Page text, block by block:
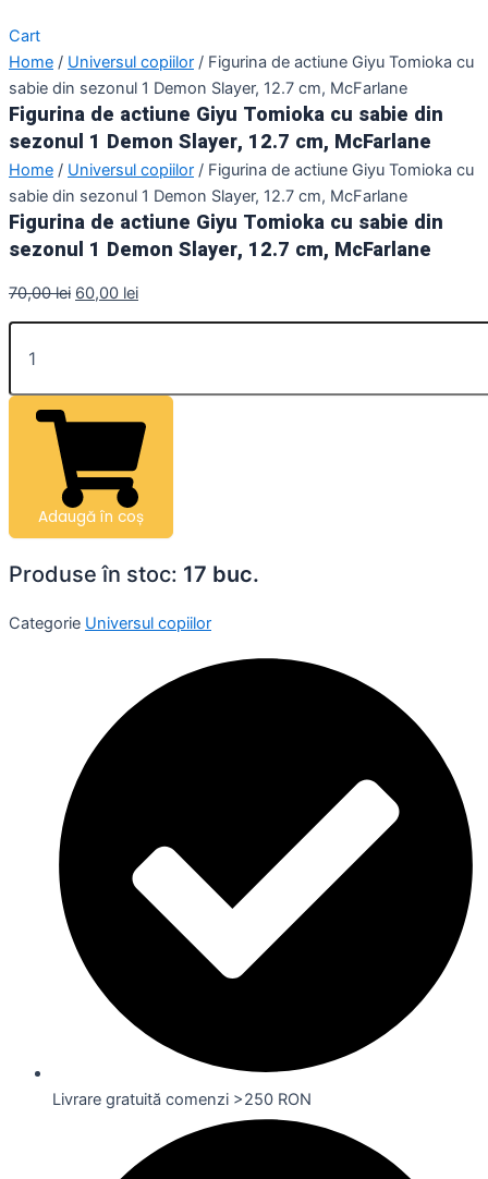
Cart
Home / Universul copiilor / Figurina de actiune Giyu Tomioka cu
sabie din sezonul 1 Demon Slayer, 12.7 cm, McFarlane
Figurina de actiune Giyu Tomioka cu sabie din
sezonul 1 Demon Slayer, 12.7 cm, McFarlane
Home / Universul copiilor / Figurina de actiune Giyu Tomioka cu
sabie din sezonul 1 Demon Slayer, 12.7 cm, McFarlane
Figurina de actiune Giyu Tomioka cu sabie din
sezonul 1 Demon Slayer, 12.7 cm, McFarlane
70,00lei 60,00 lei
Adaugă în coș
Produse în stoc: 17 buc.
Categorie Universul copiilor
Livrare gratuită comenzi >250 RON